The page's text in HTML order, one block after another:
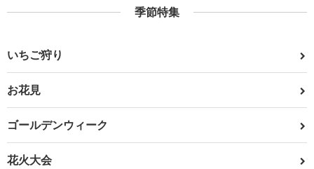
季節特集
いちご狩り
お花見
ゴールデンウィーク
花火大会